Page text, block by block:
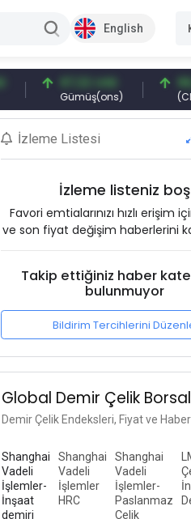
English
97,32 USD
Gümüş(ons)
96,27 USD
(CME)
İzleme Listesi
İzleme listeniz boş
Favori emtialarınızı hızlı erişim
ve son fiyat değişim haberlerini
Takip ettiğiniz haber
bulunmuyor
Bildirim Tercihlerini
Global Demir Çelik
Demir Çelik Endeksleri, Fiyat ve
Shanghai
Vadeli
İşlemler-
İnşaat
demiri
Shanghai
Vadeli
İşlemler
HRC
Shanghai
Vadeli
İşlemler-
Paslanmaz
Çelik